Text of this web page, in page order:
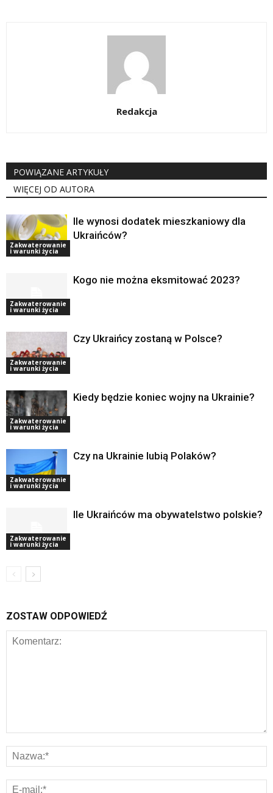
Redakcja
POWIĄZANE ARTYKUŁY
WIĘCEJ OD AUTORA
Zakwaterowanie
i warunki życia
Ile wynosi dodatek mieszkaniowy dla
Ukraińców?
Zakwaterowanie
i warunki życia
Kogo nie można eksmitować 2023?
Zakwaterowanie
i warunki życia
Czy Ukraińcy zostaną w Polsce?
Zakwaterowanie
i warunki życia
Kiedy będzie koniec wojny na Ukrainie?
Zakwaterowanie
i warunki życia
Czy na Ukrainie lubią Polaków?
Zakwaterowanie
i warunki życia
Ile Ukraińców ma obywatelstwo polskie?
ZOSTAW ODPOWIEDŹ